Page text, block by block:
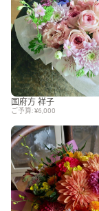
国府方 祥子
ご予算: ¥6,000